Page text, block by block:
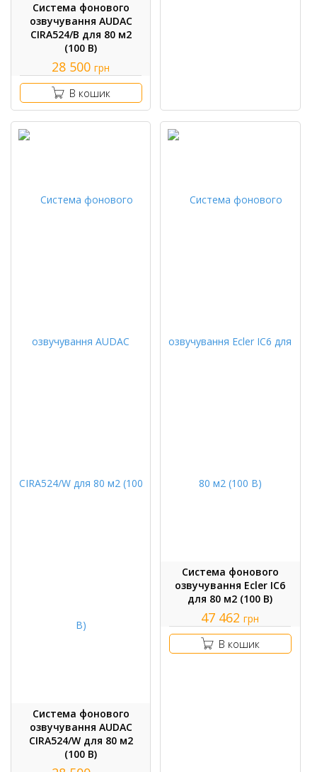
Система фонового
озвучування AUDAC
CIRA524/B для 80 м2
(100 В)
28 500 грн
В кошик
Система фонового
озвучування AUDAC
CIRA524/W для 80 м2
(100 В)
Система фонового
озвучування Ecler IC6
для 80 м2 (100 В)
47 462 грн
В кошик